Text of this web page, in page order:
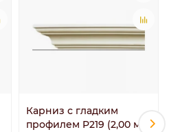
Карниз с гладким
профилем P219 (2,00 м)